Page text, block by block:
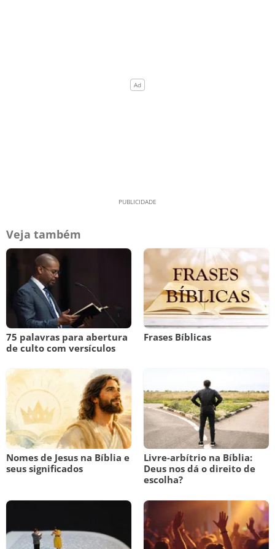
Veja também
75 palavras para abertura
de culto com versículos
Frases Bíblicas
Nomes de Jesus na Bíblia e
seus significados
Livre-arbítrio na Bíblia:
Deus nos dá o direito de
escolha?